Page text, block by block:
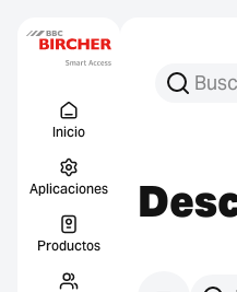
Inicio
Aplicaciones
Productos
Busca:
Busca